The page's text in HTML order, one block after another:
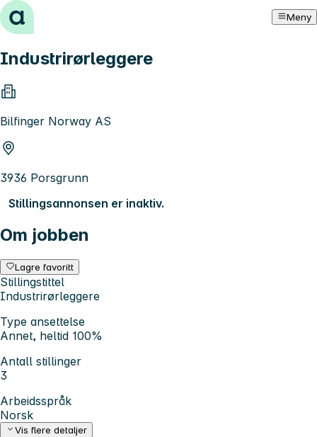
Hopp til innhold Meny
Industrirørleggere
Bilfinger Norway AS
3936 Porsgrunn
Stillingsannonsen er inaktiv.
Om jobben
Lagre favoritt
Stillingstittel
Industrirørleggere
Type ansettelse
Annet, heltid 100%
Antall stillinger
3
Arbeidsspråk
Norsk
Vis flere detaljer